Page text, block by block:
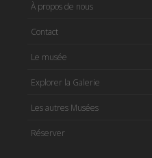
À propos de nous
Contact
Le musée
Explorer la Galerie
Les autres Musées
Réserver